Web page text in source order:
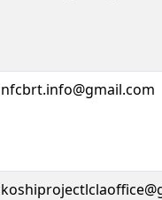
nfcbrt.info@gmail.com